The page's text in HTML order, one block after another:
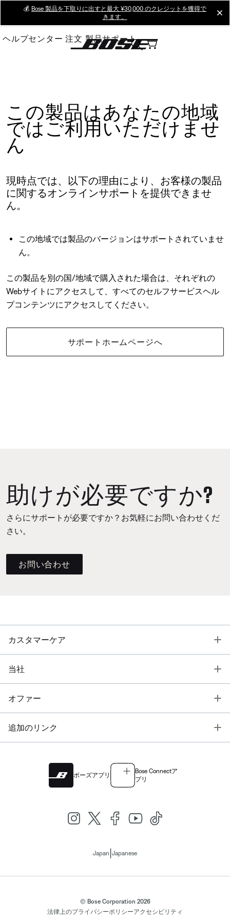
Main
💰 Bose 製品を下取りに出すと最大 ¥30,000 のクレジットを獲得で
きます。
ヘルプセンター 注文 製品サポート
この製品はあなたの地域
ではご利用いただけませ
ん
現時点では、以下の理由により、お客様の製品
に関するオンラインサポートを提供できませ
ん。
この地域では製品のバージョンはサポートされていませ
ん。
この製品を別の国/地域で購入された場合は、それぞれの
Webサイトにアクセスして、すべてのセルフサービスヘル
プコンテンツにアクセスしてください。
サポートホームページへ
助けが必要ですか?
さらにサポートが必要ですか？お気軽にお問い合わせくだ
さい。
お問い合わせ
カスタマーケア
当社
オファー
追加のリンク
ボーズアプリ
Bose Connectア
プリ
Japan Japanese
© Bose Corporation 2026
法律上のプライバシーポリシーアクセシビリティ